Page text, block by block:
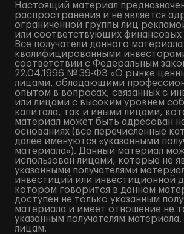
Настоящий материал
распространения и не является
ограниченной группы лиц
или соответствующих финансовых
Все получатели данного
квалифицированными
соответствии с Федеральным
22.04.1996 № 39-ФЗ «О рынке
лицами, обладающими
опытом в вопросах, связанных с
или лицами с высоким уровнем
капитала, так и иными лицами,
материал может быть адресован
основаниях (все перечисленные
далее именуются «указанными
материала»). Данный материал
использован лицами, которые не
указанными получателями
инвестиций или инвестиционной
котором говорится в данном
доступен не только указанным
материала и имеет отношение не
указанным получателям
лицам.